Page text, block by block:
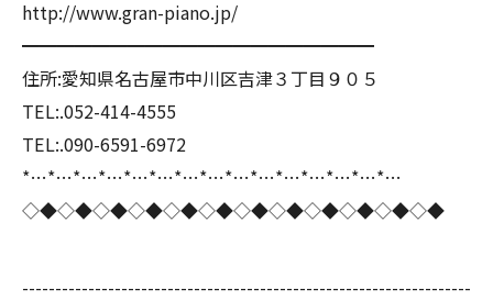
http://www.gran-piano.jp/
━━━━━━━━━━━━━━━━━━━━
住所:愛知県名古屋市中川区吉津３丁目９０５
TEL:.052-414-4555
TEL:.090-6591-6972
*…*…*…*…*…*…*…*…*…*…*…*…*…*…*…
◇◆◇◆◇◆◇◆◇◆◇◆◇◆◇◆◇◆◇◆◇◆◇◆
--------------------------------------------------------------------